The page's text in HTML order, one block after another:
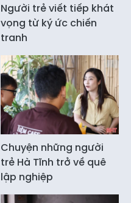
Người trẻ viết tiếp khát
vọng từ ký ức chiến
tranh
Chuyện những người
trẻ Hà Tĩnh trở về quê
lập nghiệp